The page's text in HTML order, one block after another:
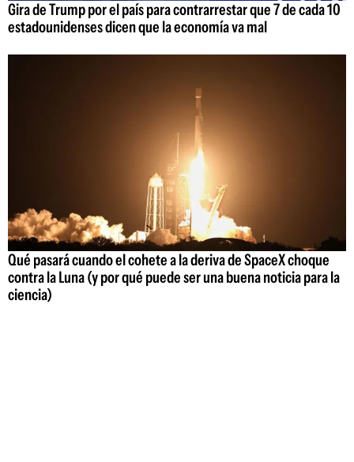
Gira de Trump por el país para contrarrestar que 7 de cada 10
estadounidenses dicen que la economía va mal
Qué pasará cuando el cohete a la deriva de SpaceX choque
contra la Luna (y por qué puede ser una buena noticia para la
ciencia)